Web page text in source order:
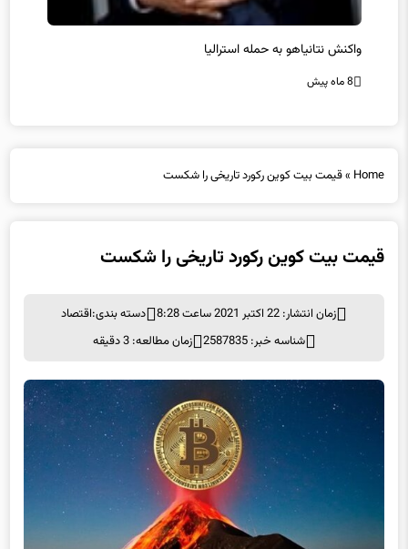
واکنش نتانیاهو به حمله استرالیا
8 ماه پیش
Home
»قیمت بیت کوین رکورد تاریخی را شکست
قیمت بیت کوین رکورد تاریخی را شکست
زمان انتشار: 22 اکتبر 2021 ساعت 8:28 دسته بندی:اقتصاد
شناسه خبر: 2587835
زمان مطالعه: 3 دقیقه